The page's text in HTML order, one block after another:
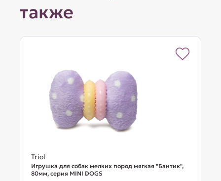
также
Triol
Игрушка для собак мелких пород мягкая "Бантик",
80мм, серия MINI DOGS